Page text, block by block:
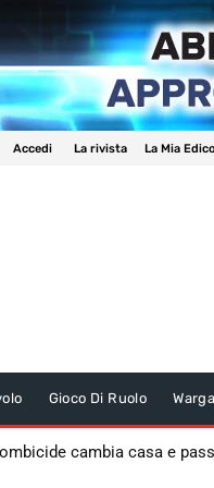
Accedi La rivista La Mia
Gioco Di Ruolo
cambia casa e